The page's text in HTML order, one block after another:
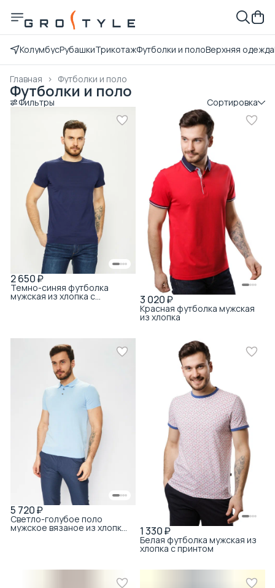
КолумбусРубашкиТрикотажФутболки и полоВерхняя одежда
Футболки и поло
Главная ›
Футболки и поло
Фильтры Сортировка
2 650 ₽
Темно-синяя футболка
мужская из хлопка с
круглым вырезом с 3 020 ₽
Красная футболка мужская
из хлопка
5 720 ₽
Светло-голубое поло
мужское вязаное из хлопка
с вискозой 1 330 ₽
Белая футболка мужская из
хлопка с принтом